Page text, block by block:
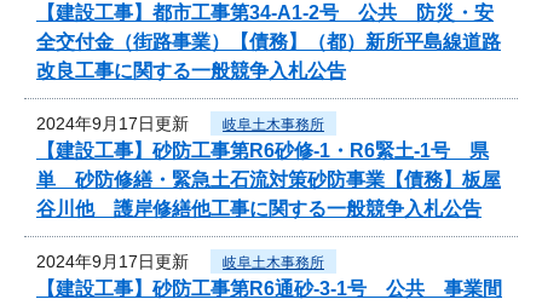
【建設工事】都市工事第34-A1-2号 公共 防災・安
全交付金（街路事業）【債務】（都）新所平島線道路
改良工事に関する一般競争入札公告
2024年9月17日更新 岐阜土木事務所
【建設工事】砂防工事第R6砂修-1・R6緊土-1号 県
単 砂防修繕・緊急土石流対策砂防事業【債務】板屋
谷川他 護岸修繕他工事に関する一般競争入札公告
2024年9月17日更新 岐阜土木事務所
【建設工事】砂防工事第R6通砂-3-1号 公共 事業間